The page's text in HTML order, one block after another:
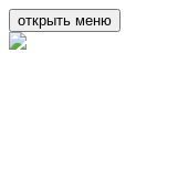
открыть меню